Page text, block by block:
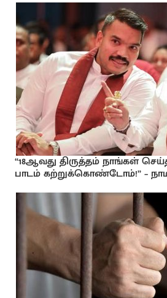
“18ஆவது திருத்தம் நாங்கள்
பாடம் கற்றுக்கொண்டோம்!” –